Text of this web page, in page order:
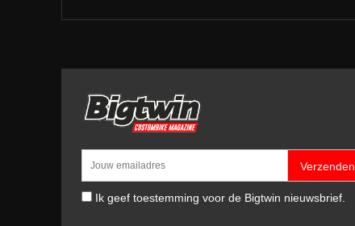
Verzenden
Ik geef toestemming voor de Bigtwin nieuwsbrief.